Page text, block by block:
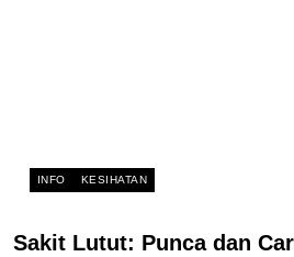
INFO KESIHATAN
Sakit Lutut: Punca dan